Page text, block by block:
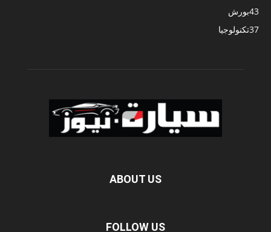
بورش43
تكنولوجيا37
ABOUT US
FOLLOW US